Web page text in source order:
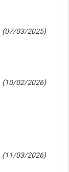
(07/03/2025)
(10/02/2026)
(11/03/2026)